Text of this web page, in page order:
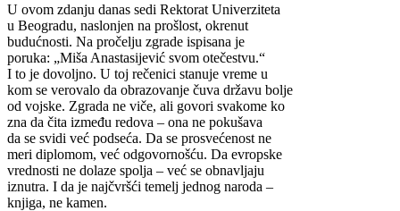
U ovom zdanju danas sedi Rektorat Univerziteta
u Beogradu, naslonjen na prošlost, okrenut
budućnosti. Na pročelju zgrade ispisana je
poruka: „Miša Anastasijević svom otečestvu.“
I to je dovoljno. U toj rečenici stanuje vreme u
kom se verovalo da obrazovanje čuva državu bolje
od vojske. Zgrada ne viče, ali govori svakome ko
zna da čita između redova – ona ne pokušava
da se svidi već podseća. Da se prosvećenost ne
meri diplomom, već odgovornošću. Da evropske
vrednosti ne dolaze spolja – već se obnavljaju
iznutra. I da je najčvršći temelj jednog naroda –
knjiga, ne kamen.